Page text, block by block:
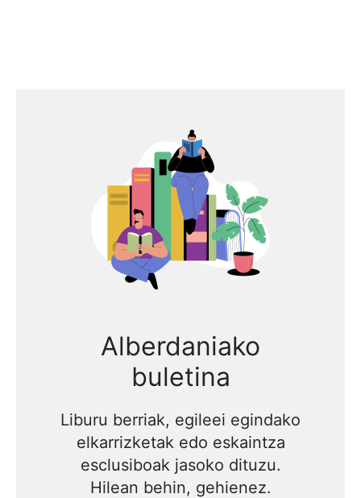
Alberdaniako
buletina
Liburu berriak, egileei egindako
elkarrizketak edo eskaintza
esclusiboak jasoko dituzu.
Hilean behin, gehienez.